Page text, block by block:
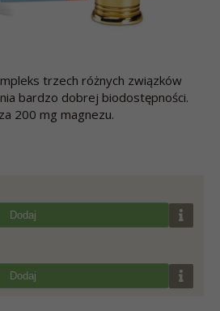
trzech różnych związków
bardzo dobrej biodostępności.
200 mg magnezu.
Dodaj
Dodaj